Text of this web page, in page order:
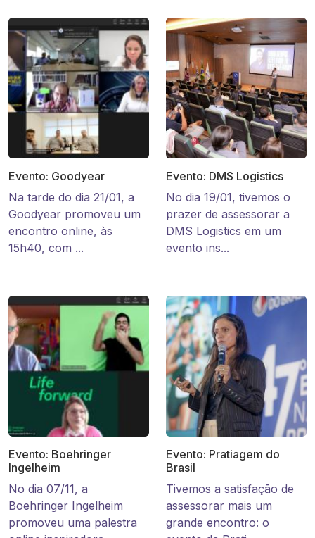
Evento: Goodyear
Na tarde do dia 21/01, a
Goodyear promoveu um
encontro online, às
15h40, com ...
Evento: DMS Logistics
No dia 19/01, tivemos o
prazer de assessorar a
DMS Logistics em um
evento ins...
Evento: Boehringer
Ingelheim
No dia 07/11, a
Boehringer Ingelheim
promoveu uma palestra
Evento: Pratiagem do
Brasil
Tivemos a satisfação de
assessorar mais um
grande encontro: o